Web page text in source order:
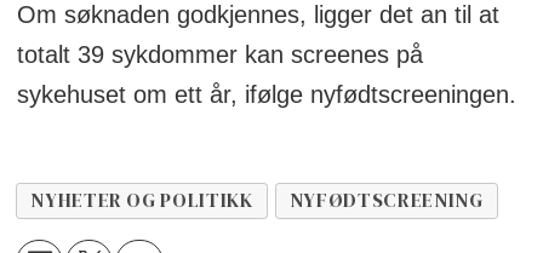
Om søknaden godkjennes, ligger det an til at
totalt 39 sykdommer kan screenes på
sykehuset om ett år, ifølge nyfødtscreeningen.
NYHETER OG POLITIKK NYFØDTSCREENING